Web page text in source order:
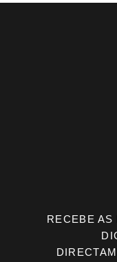
RECEBE